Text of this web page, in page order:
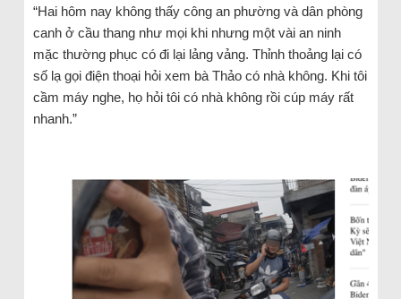
“Hai hôm nay không thấy công an phường và dân phòng
canh ở cầu thang như mọi khi nhưng một vài an ninh
mặc thường phục có đi lại lảng vảng. Thỉnh thoảng lại có
số lạ gọi điện thoại hỏi xem bà Thảo có nhà không. Khi tôi
cầm máy nghe, họ hỏi tôi có nhà không rồi cúp máy rất
nhanh.”